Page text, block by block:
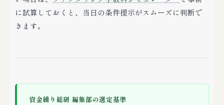
に試算しておくと、当日の条件提示がスムーズに判断で
きます。
資金繰り総研 編集部の選定基準